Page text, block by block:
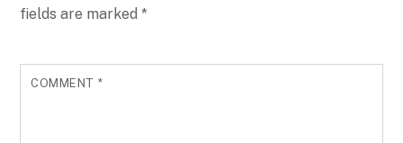
fields are marked*
COMMENT *